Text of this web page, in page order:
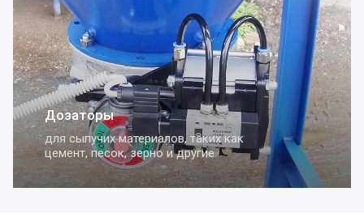
Дозаторы
для сыпучих материалов, таких как
цемент, песок, зерно и другие